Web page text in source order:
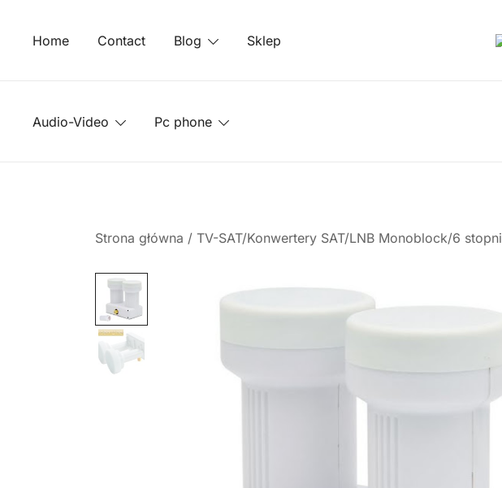
Home Contact Blog Sklep
Audio-Video Pc phone
Strona główna / TV-SAT/Konwertery SAT/LNB Monoblock/6 stopni